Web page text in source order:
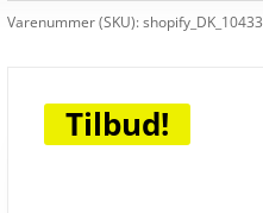
Varenummer (SKU):
Tilbud!